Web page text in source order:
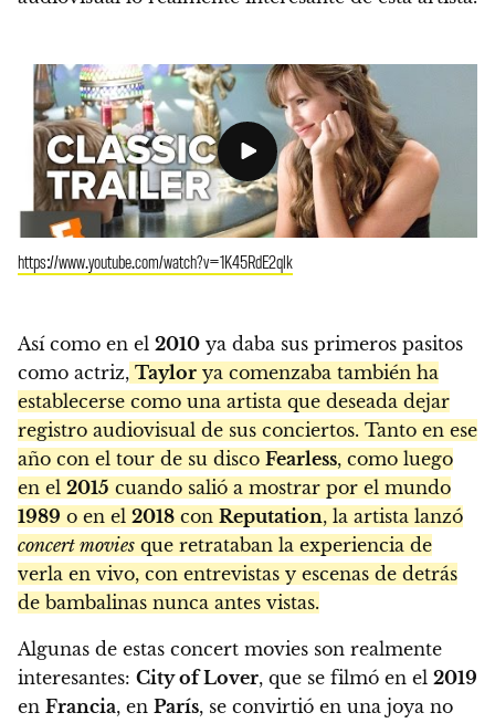
https://www.youtube.com/watch?v=1K45RdE2qlk
Así como en el 2010 ya daba sus primeros pasitos
como actriz, Taylor ya comenzaba también ha
establecerse como una artista que deseada dejar
registro audiovisual de sus conciertos. Tanto en ese
año con el tour de su disco Fearless, como luego
en el 2015 cuando salió a mostrar por el mundo
1989 o en el 2018 con Reputation, la artista lanzó
concert movies que retrataban la experiencia de
verla en vivo, con entrevistas y escenas de detrás
de bambalinas nunca antes vistas.
Algunas de estas concert movies son realmente
interesantes: City of Lover, que se filmó en el 2019
en Francia, en París, se convirtió en una joya no